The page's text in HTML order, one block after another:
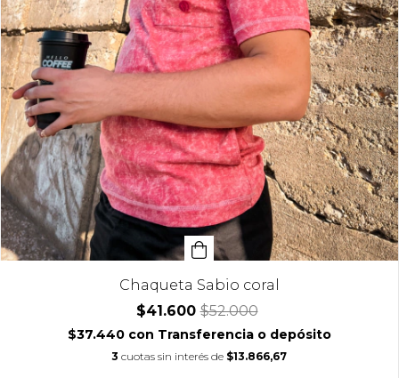
Chaqueta Sabio coral
$41.600$52.000
$37.440 con Transferencia o depósito
3 cuotas sin interés de $13.866,67